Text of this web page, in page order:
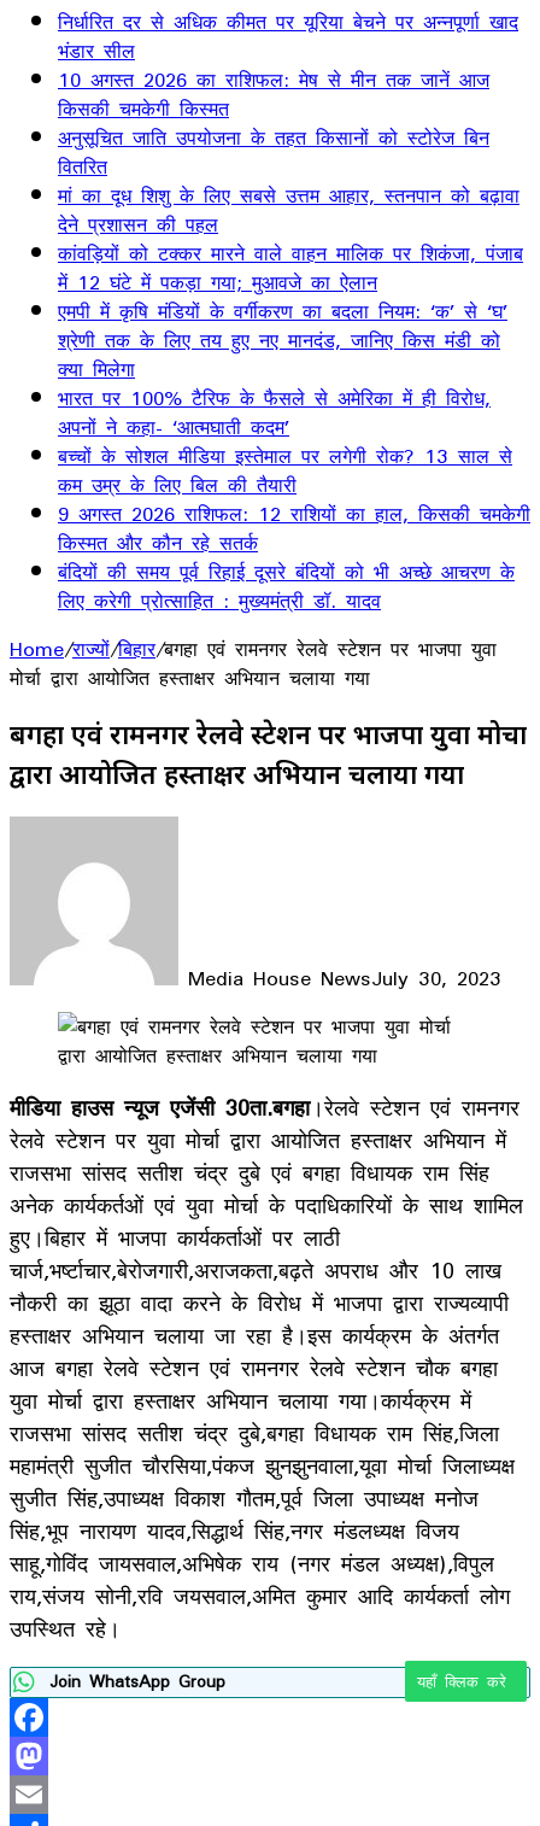
निर्धारित दर से अधिक कीमत पर यूरिया बेचने पर अन्नपूर्णा खाद
भंडार सील
10 अगस्त 2026 का राशिफल: मेष से मीन तक जानें आज
किसकी चमकेगी किस्मत
अनुसूचित जाति उपयोजना के तहत किसानों को स्टोरेज बिन
वितरित
मां का दूध शिशु के लिए सबसे उत्तम आहार, स्तनपान को बढ़ावा
देने प्रशासन की पहल
कांवड़ियों को टक्कर मारने वाले वाहन मालिक पर शिकंजा, पंजाब
में 12 घंटे में पकड़ा गया; मुआवजे का ऐलान
एमपी में कृषि मंडियों के वर्गीकरण का बदला नियम: ‘क’ से ‘घ’
श्रेणी तक के लिए तय हुए नए मानदंड, जानिए किस मंडी को
क्या मिलेगा
भारत पर 100% टैरिफ के फैसले से अमेरिका में ही विरोध,
अपनों ने कहा- ‘आत्मघाती कदम’
बच्चों के सोशल मीडिया इस्तेमाल पर लगेगी रोक? 13 साल से
कम उम्र के लिए बिल की तैयारी
9 अगस्त 2026 राशिफल: 12 राशियों का हाल, किसकी चमकेगी
किस्मत और कौन रहे सतर्क
बंदियों की समय पूर्व रिहाई दूसरे बंदियों को भी अच्छे आचरण के
लिए करेगी प्रोत्साहित : मुख्यमंत्री डॉ. यादव
Home/राज्यों/बिहार/बगहा एवं रामनगर रेलवे स्टेशन पर भाजपा युवा
मोर्चा द्वारा आयोजित हस्ताक्षर अभियान चलाया गया
बगहा एवं रामनगर रेलवे स्टेशन पर भाजपा युवा मोर्चा
द्वारा आयोजित हस्ताक्षर अभियान चलाया गया
Media House NewsJuly 30, 2023
Facebook
LinkedIn
WhatsApp
Telegram
मीडिया हाउस न्यूज एजेंसी 30ता.बगहा।रेलवे स्टेशन एवं रामनगर
रेलवे स्टेशन पर युवा मोर्चा द्वारा आयोजित हस्ताक्षर अभियान में
राजसभा सांसद सतीश चंद्र दुबे एवं बगहा विधायक राम सिंह
अनेक कार्यकर्तओं एवं युवा मोर्चा के पदाधिकारियों के साथ शामिल
हुए।बिहार में भाजपा कार्यकर्ताओं पर लाठी
चार्ज,भर्ष्टाचार,बेरोजगारी,अराजकता,बढ़ते अपराध और 10 लाख
नौकरी का झूठा वादा करने के विरोध में भाजपा द्वारा राज्यव्यापी
हस्ताक्षर अभियान चलाया जा रहा है।इस कार्यक्रम के अंतर्गत
आज बगहा रेलवे स्टेशन एवं रामनगर रेलवे स्टेशन चौक बगहा
युवा मोर्चा द्वारा हस्ताक्षर अभियान चलाया गया।कार्यक्रम में
राजसभा सांसद सतीश चंद्र दुबे,बगहा विधायक राम सिंह,जिला
महामंत्री सुजीत चौरसिया,पंकज झुनझुनवाला,यूवा मोर्चा जिलाध्यक्ष
सुजीत सिंह,उपाध्यक्ष विकाश गौतम,पूर्व जिला उपाध्यक्ष मनोज
सिंह,भूप नारायण यादव,सिद्धार्थ सिंह,नगर मंडलध्यक्ष विजय
साहू,गोविंद जायसवाल,अभिषेक राय (नगर मंडल अध्यक्ष),विपुल
राय,संजय सोनी,रवि जयसवाल,अमित कुमार आदि कार्यकर्ता लोग
उपस्थित रहे।
Join WhatsApp Group यहाँ क्लिक करे
Facebook
Mastodon